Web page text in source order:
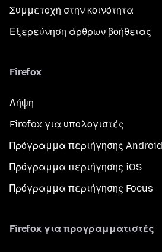
Συμμετοχή στην κοινότητα
Εξερεύνηση άρθρων βοήθειας
Firefox
Λήψη
Firefox για υπολογιστές
Πρόγραμμα περιήγησης Android
Πρόγραμμα περιήγησης iOS
Πρόγραμμα περιήγησης Focus
Firefox για προγραμματιστές